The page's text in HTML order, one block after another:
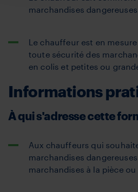
marchandises
Le chauffeur est en
toute sécurité des
en colis et petites ou
Informations
À qui s'adresse cette
Aux chauffeurs qui
marchandises
marchandises à la pièce ou